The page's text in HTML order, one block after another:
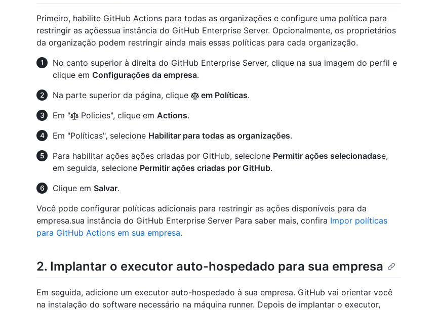
Primeiro, habilite GitHub Actions para todas as organizações e configure uma política para
restringir as açõessua instância do GitHub Enterprise Server. Opcionalmente, os proprietários
da organização podem restringir ainda mais essas políticas para cada organização.
No canto superior à direita do GitHub Enterprise Server, clique na sua imagem do perfil e
clique em Configurações da empresa.
Na parte superior da página, clique
em Políticas.
Em "
Policies", clique em Actions.
Em "Políticas", selecione Habilitar para todas as organizações.
Para habilitar ações ações criadas por GitHub, selecione Permitir ações selecionadase,
em seguida, selecione Permitir ações criadas por GitHub.
Clique em Salvar.
Você pode configurar políticas adicionais para restringir as ações disponíveis para da
empresa.sua instância do GitHub Enterprise Server Para saber mais, confira Impor políticas
para GitHub Actions em sua empresa.
2. Implantar o executor auto-hospedado para sua empresa
Em seguida, adicione um executor auto-hospedado à sua empresa. GitHub vai orientar você
na instalação do software necessário na máquina runner. Depois de implantar o executor,